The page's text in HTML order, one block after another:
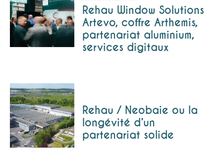
Rehau Window Solutions
Artevo, coffre Arthemis,
partenariat aluminium,
services digitaux
Rehau / Neobaie ou la
longévité d’un
partenariat solide